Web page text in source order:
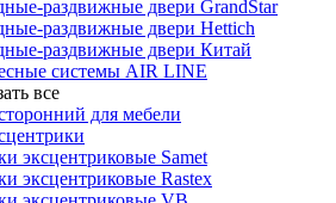
раздвижные двери GrandStar
раздвижные двери Hettich
раздвижные двери Китай
системы AIR LINE
все
для мебели
эксцентриковые Samet
эксцентриковые Rastex